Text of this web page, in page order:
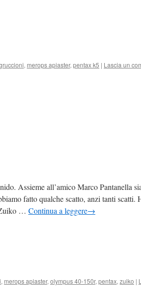
, merops apiaster, pentax k5 | Lascia un
Assieme all’amico Marco Pantanella
fatto qualche scatto, anzi tanti scatti.
… Continua a leggere→
, merops apiaster, olympus 40-150r, pentax, zuiko |